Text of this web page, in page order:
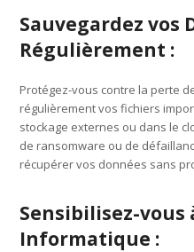
Sauvegardez vos
Régulièrement :
Protégez-vous contre la perte
régulièrement vos fichiers
stockage externes ou dans le
de ransomware ou de
récupérer vos données sans
Sensibilisez-vous
Informatique :